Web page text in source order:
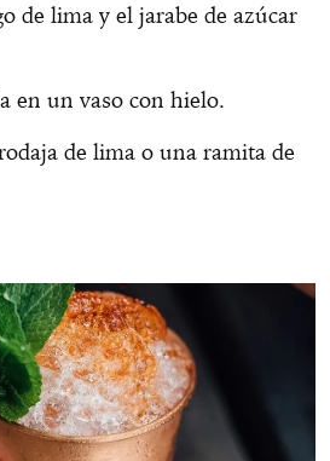
de lima y el jarabe de azúcar
en un vaso con hielo.
de lima o una ramita de